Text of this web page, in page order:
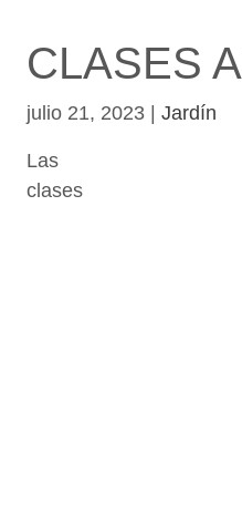
CLASES
julio 21, 2023 | Jardín
Las
clases